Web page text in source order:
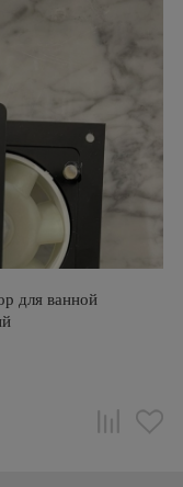
для ванной